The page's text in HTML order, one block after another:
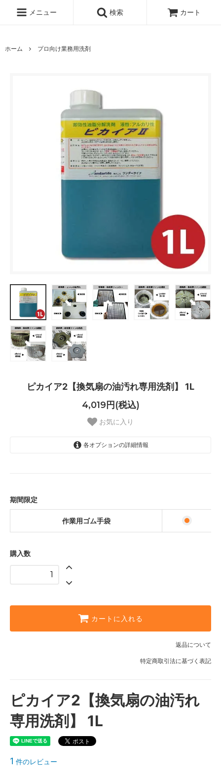
メニュー 検索 カート
ホーム プロ向け業務用洗剤
ピカイア2【換気扇の油汚れ専用洗剤】 1L
4,019円(税込)
お気に入り
各オプションの詳細情報
期間限定
作業用ゴム手袋
購入数
カートに入れる
返品について
特定商取引法に基づく表記
ピカイア2【換気扇の油汚れ
専用洗剤】 1L
1 件のレビュー